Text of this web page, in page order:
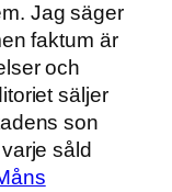
Jag säger
faktum är
och
säljer
son
såld